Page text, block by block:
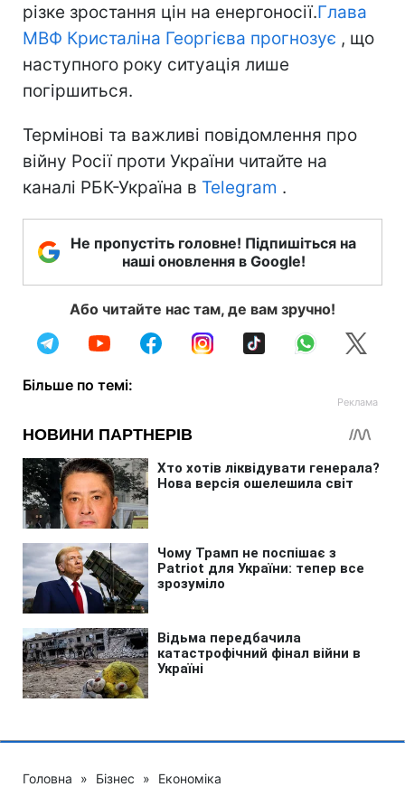
різке зростання цін на енергоносії.Глава
МВФ Кристаліна Георгієва прогнозує , що
наступного року ситуація лише
погіршиться.
Термінові та важливі повідомлення про
війну Росії проти України читайте на
каналі РБК-Україна в Telegram .
Не пропустіть головне! Підпишіться на
наші оновлення в Google!
Або читайте нас там, де вам зручно!
Більше по темі:
Головна » Бізнес » Економіка